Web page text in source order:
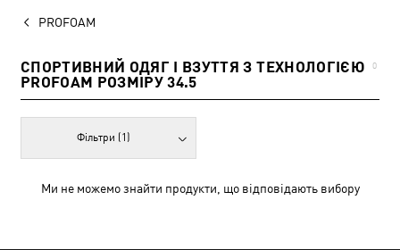
PROFOAM
СПОРТИВНИЙ ОДЯГ І ВЗУТТЯ З ТЕХНОЛОГІЄЮ
PROFOAM РОЗМІРУ 34.5
0
Фільтри (1)
Ми не можемо знайти продукти, що відповідають вибору